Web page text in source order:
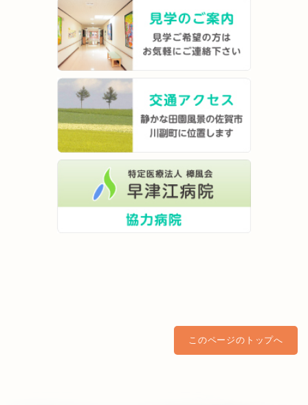
このページのトップへ